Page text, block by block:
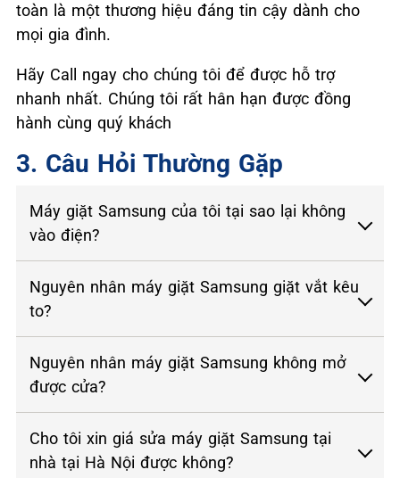
toàn là một thương hiệu đáng tin cậy dành cho
mọi gia đình.
Hãy Call ngay cho chúng tôi để được hỗ trợ
nhanh nhất. Chúng tôi rất hân hạn được đồng
hành cùng quý khách
3. Câu Hỏi Thường Gặp
Máy giặt Samsung của tôi tại sao lại không
vào điện?
Nguyên nhân máy giặt Samsung giặt vắt kêu
to?
Nguyên nhân máy giặt Samsung không mở
được cửa?
Cho tôi xin giá sửa máy giặt Samsung tại
nhà tại Hà Nội được không?